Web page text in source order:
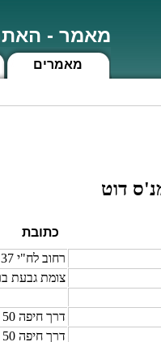
מאמר -
מאמרים
דוט
כתובת
רחוב לח"י 37
צומת גבעת
דרך חיפה 50
דרך חיפה 50